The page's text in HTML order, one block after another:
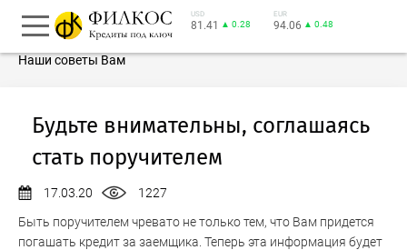
USD
81.41 ▲ 0.28
EUR
94.06 ▲ 0.48
Наши советы Вам
Будьте внимательны, соглашаясь
стать поручителем
17.03.20
1227
Быть поручителем чревато не только тем, что Вам придется
погашать кредит за заемщика. Теперь эта информация будет